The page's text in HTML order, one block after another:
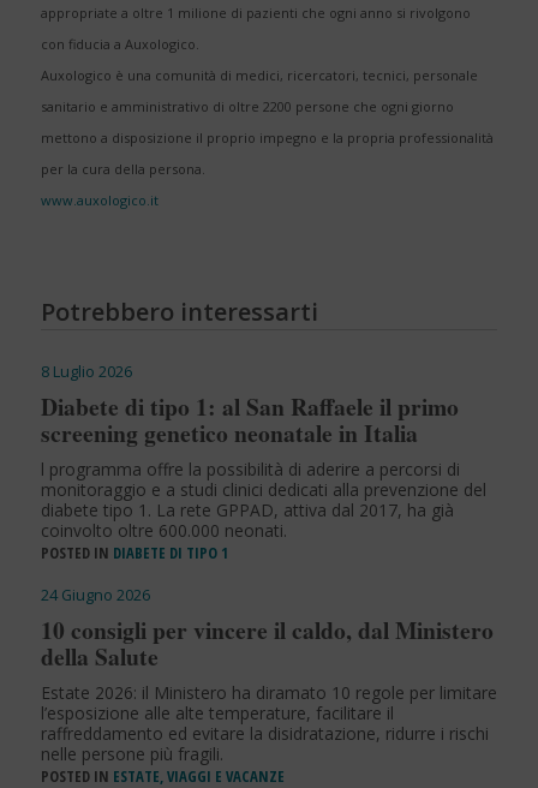
appropriate a oltre 1 milione di pazienti che ogni anno si rivolgono
con fiducia a Auxologico.
Auxologico è una comunità di medici, ricercatori, tecnici, personale
sanitario e amministrativo di oltre 2200 persone che ogni giorno
mettono a disposizione il proprio impegno e la propria professionalità
per la cura della persona.
www.auxologico.it
Potrebbero interessarti
8 Luglio 2026
Diabete di tipo 1: al San Raffaele il primo
screening genetico neonatale in Italia
l programma offre la possibilità di aderire a percorsi di
monitoraggio e a studi clinici dedicati alla prevenzione del
diabete tipo 1. La rete GPPAD, attiva dal 2017, ha già
coinvolto oltre 600.000 neonati.
POSTED IN DIABETE DI TIPO 1
24 Giugno 2026
10 consigli per vincere il caldo, dal Ministero
della Salute
Estate 2026: il Ministero ha diramato 10 regole per limitare
l’esposizione alle alte temperature, facilitare il
raffreddamento ed evitare la disidratazione, ridurre i rischi
nelle persone più fragili.
POSTED IN ESTATE, VIAGGI E VACANZE